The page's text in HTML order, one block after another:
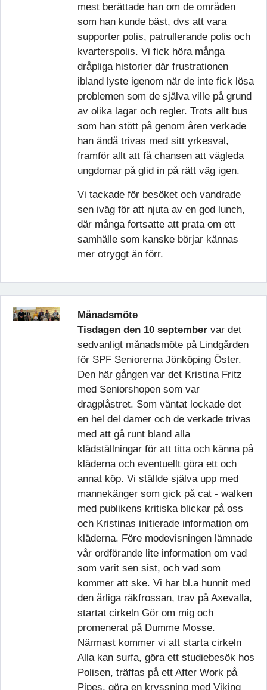
mest berättade han om de områden
som han kunde bäst, dvs att vara
supporter polis, patrullerande polis och
kvarterspolis. Vi fick höra många
dråpliga historier där frustrationen
ibland lyste igenom när de inte fick lösa
problemen som de själva ville på grund
av olika lagar och regler. Trots allt bus
som han stött på genom åren verkade
han ändå trivas med sitt yrkesval,
framför allt att få chansen att vägleda
ungdomar på glid in på rätt väg igen.
Vi tackade för besöket och vandrade
sen iväg för att njuta av en god lunch,
där många fortsatte att prata om ett
samhälle som kanske börjar kännas
mer otryggt än förr.
Månadsmöte
Tisdagen den 10 september var det
sedvanligt månadsmöte på Lindgården
för SPF Seniorerna Jönköping Öster.
Den här gången var det Kristina Fritz
med Seniorshopen som var
dragplåstret. Som väntat lockade det
en hel del damer och de verkade trivas
med att gå runt bland alla
klädställningar för att titta och känna på
kläderna och eventuellt göra ett och
annat köp. Vi ställde själva upp med
mannekänger som gick på cat - walken
med publikens kritiska blickar på oss
och Kristinas initierade information om
kläderna. Före modevisningen lämnade
vår ordförande lite information om vad
som varit sen sist, och vad som
kommer att ske. Vi har bl.a hunnit med
den årliga räkfrossan, trav på Axevalla,
startat cirkeln Gör om mig och
promenerat på Dumme Mosse.
Närmast kommer vi att starta cirkeln
Alla kan surfa, göra ett studiebesök hos
Polisen, träffas på ett After Work på
Pipes, göra en kryssning med Viking